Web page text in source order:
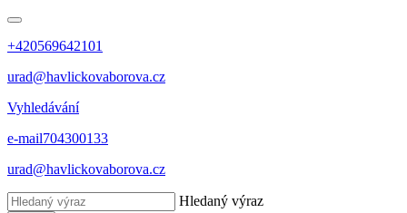
+420569642101
urad@havlickovaborova.cz
Vyhledávání
e-mail704300133
urad@havlickovaborova.cz
Hledaný výraz